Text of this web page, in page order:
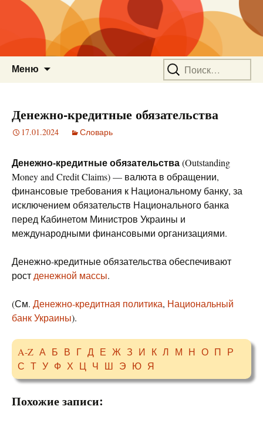
Меню Найти:
Денежно-кредитные обязательства
17.01.2024 Словарь
Денежно-кредитные обязательства(Outstanding
Money and Credit Claims) — валюта в обращении,
финансовые требования к Национальному банку, за
исключением обязательств Национального банка
перед Кабинетом Министров Украины и
международными финансовыми организациями.
Денежно-кредитные обязательства обеспечивают
рост денежной массы.
(См. Денежно-кредитная политика, Национальный
банк Украины).
A-Z А Б В Г Д Е Ж З И К Л М Н О П Р
С Т У Ф Х Ц Ч Ш Э Ю Я
Похожие записи: